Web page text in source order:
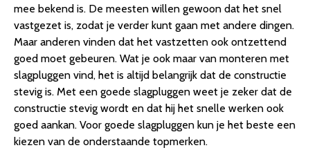
mee bekend is. De meesten willen gewoon dat het snel
vastgezet is, zodat je verder kunt gaan met andere dingen.
Maar anderen vinden dat het vastzetten ook ontzettend
goed moet gebeuren. Wat je ook maar van monteren met
slagpluggen vind, het is altijd belangrijk dat de constructie
stevig is. Met een goede slagpluggen weet je zeker dat de
constructie stevig wordt en dat hij het snelle werken ook
goed aankan. Voor goede slagpluggen kun je het beste een
kiezen van de onderstaande topmerken.